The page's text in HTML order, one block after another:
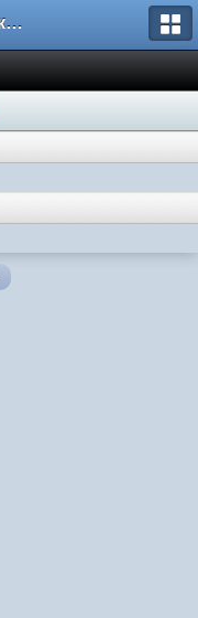
Блоги Калужского перекрестка